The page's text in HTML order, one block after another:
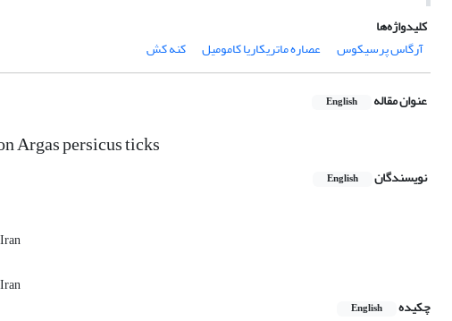
کلیدواژه‌ها
آرگاس پرسیکوس
عصاره ماتریکاریا کامومیل کنه کش
عنوان مقاله English
Argas persicus ticks
نویسندگان English
چکیده
English